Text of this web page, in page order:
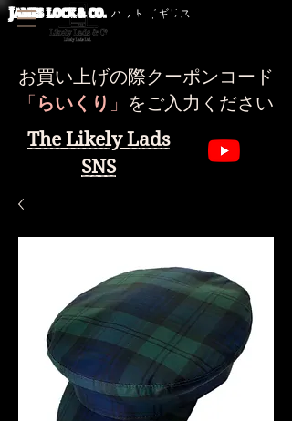
JAMES LOCK & CO. ハット イギリス
お買い上げの際クーポンコード
​「 らいくり 」 をご入力ください
The Likely Lads
SNS